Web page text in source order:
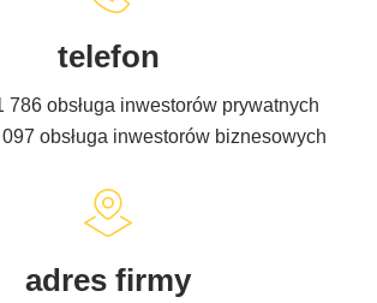
telefon
786 obsługa inwestorów prywatnych
obsługa inwestorów biznesowych
adres firmy